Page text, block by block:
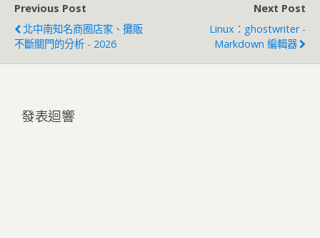
Previous Post
北中南知名商圈店家、攤販
不斷關門的分析 - 2026
Next Post
Linux：ghostwriter -
Markdown 編輯器
發表迴響